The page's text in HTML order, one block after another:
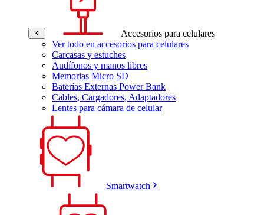
Accesorios para celulares
Ver todo en accesorios para celulares
Carcasas y estuches
Audífonos y manos libres
Memorias Micro SD
Baterías Externas Power Bank
Cables, Cargadores, Adaptadores
Lentes para cámara de celular
Smartwatch